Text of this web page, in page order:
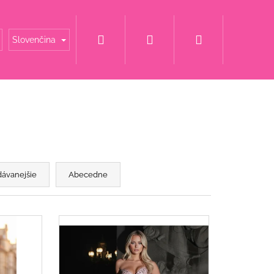
Šaty za super cenu Svadobné šaty
Slovenčina Prihlásenie
Abecedne
S KVETINOU